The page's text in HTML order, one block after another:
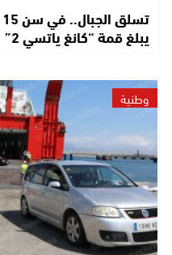
يبلغ قمة “كانغ ياتسي 2”
وطنية